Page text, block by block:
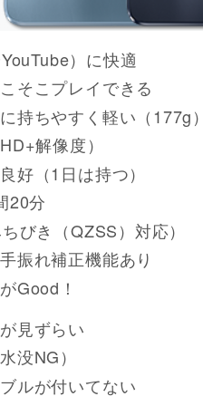
）に快適
そこプレイできる
持ちやすく軽い（177g）
解像度）
好（1日は持つ）
20分
びき（QZSS）対応）
振れ補正機能あり
Good！
見ずらい
没NG）
ルが付いてない